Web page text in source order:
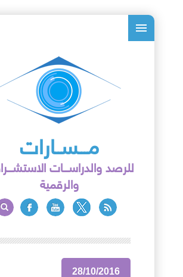
مـــســارات
للرصد والدراســـات
والرقمية
28/10/2016